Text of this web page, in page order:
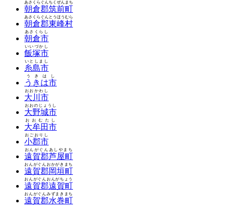
朝倉郡筑前町
あさくらぐんちくぜんまち
朝倉郡東峰村
あさくらぐんとうほうむら
朝倉市
あさくらし
飯塚市
いいづかし
糸島市
いとしまし
うきは市
うきはし
大川市
おおかわし
大野城市
おおのじょうし
大牟田市
おおむたし
小郡市
おごおりし
遠賀郡芦屋町
おんがぐんあしやまち
遠賀郡岡垣町
おんがぐんおかがきまち
遠賀郡遠賀町
おんがぐんおんがちょう
遠賀郡水巻町
おんがぐんみずまきまち